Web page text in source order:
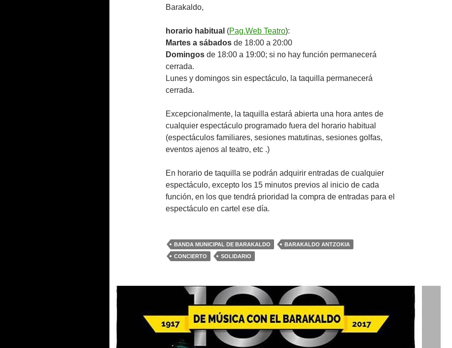
Barakaldo,
horario habitual (Pag.Web Teatro):
Martes a sábados de 18:00 a 20:00
Domingos de 18:00 a 19:00; si no hay función permanecerá
cerrada.
Lunes y domingos sin espectáculo, la taquilla permanecerá
cerrada.
Excepcionalmente, la taquilla estará abierta una hora antes de
cualquier espectáculo programado fuera del horario habitual
(espectáculos familiares, sesiones matutinas, sesiones golfas,
eventos ajenos al teatro, etc .)
En horario de taquilla se podrán adquirir entradas de cualquier
espectáculo, excepto los 15 minutos previos al inicio de cada
función, en los que tendrá prioridad la compra de entradas para el
espectáculo en cartel ese día.
BANDA MUNICIPAL DE BARAKALDO
BARAKALDO ANTZOKIA
CONCIERTO
SOLIDARIO